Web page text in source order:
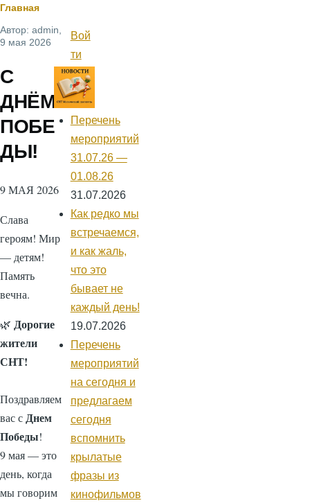
Строка
навигации
Главная
Автор: admin
9 мая 2026
С
ДНЁМ
ПОБЕ
ДЫ!
9 МАЯ 2026
Слава
героям! Мир
— детям!
Память
вечна.
🌿 Дорогие
жители
СНТ!
Поздравляем
вас сДнем
Победы!
9 мая — это
день, когда
мы говорим
Меню
учётной
записи
пользователя
Вой
ти
Перечень
мероприятий
31.07.26 —
01.08.26
31.07.2026
Как редко мы
встречаемся,
и как жаль,
что это
бывает не
каждый день!
19.07.2026
Перечень
мероприятий
на сегодня и
предлагаем
сегодня
вспомнить
крылатые
фразы из
кинофильмов